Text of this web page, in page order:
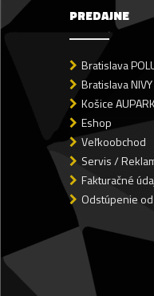
PREDAJNE
Bratislava
Bratislava NIVY
Košice
Eshop
Veľkoobchod
Servis /
Fakturačné
Odstúpenie